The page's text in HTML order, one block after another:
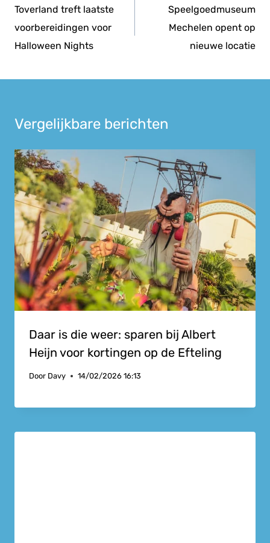
navigatie
Toverland treft laatste
voorbereidingen voor
Halloween Nights
Speelgoedmuseum
Mechelen opent op
nieuwe locatie
Vergelijkbare berichten
Daar is die weer: sparen bij Albert
Heijn voor kortingen op de Efteling
Door Davy 14/02/2026 16:13